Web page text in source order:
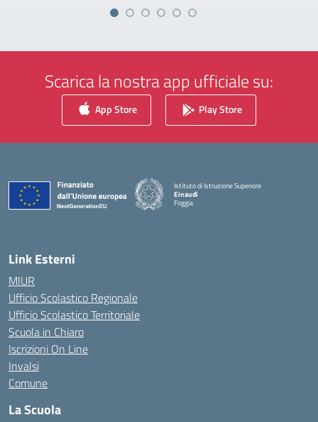
Scarica la nostra app ufficiale su:
App Store Play Store
Istituto di Istruzione Superiore
Einaudi
Foggia
— Visita la pagina iniziale della scuola
Link Esterni
MIUR
Ufficio Scolastico Regionale
Ufficio Scolastico Territoriale
Scuola in Chiaro
Iscrizioni On Line
Invalsi
Comune
La Scuola